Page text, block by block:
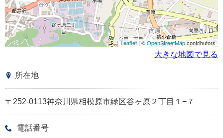
Leaflet| ©OpenStreetMapcontributors
大きな地図で見る
所在地
〒252-0113神奈川県相模原市緑区谷ヶ原２丁目１−７
電話番号